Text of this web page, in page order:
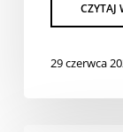
29 czerwca